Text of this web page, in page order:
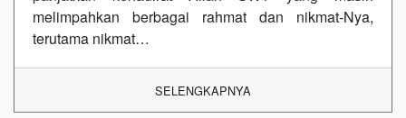
melimpahkan berbagai rahmat dan nikmat-Nya,
terutama nikmat…
SELENGKAPNYA